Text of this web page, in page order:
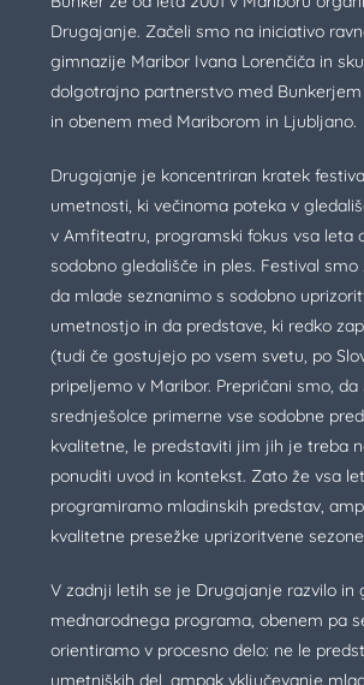
Drugajanje. Začeli smo na iniciativo
gimnazije Maribor Ivana Lorenčiča in
dolgotrajno partnerstvo med
in obenem med Mariborom in Ljubljano.
Drugajanje je koncentriran kratek
umetnosti, ki večinoma poteka v
v Amfiteatru, programski fokus vsa leta
sodobno gledališče in ples. Festival smo
da mlade seznanimo s sodobno
umetnostjo in da predstave, ki redko
(tudi če gostujejo po vsem svetu, po
pripeljemo v Maribor. Prepričani smo, da
srednješolce primerne vse sodobne
kvalitetne, le predstaviti jim jih je treba
ponuditi uvod in kontekst. Zato že vsa
programiramo mladinskih predstav,
kvalitetne presežke uprizoritvene
V zadnji letih se je Drugajanje razvilo in
mednarodnega programa, obenem pa
orientiramo v procesno delo: ne le
umetniških del, ampak vključevanje